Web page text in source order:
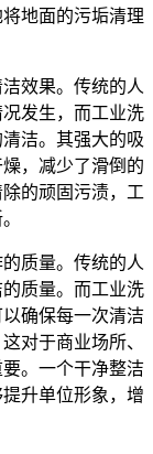
地面的污垢清理
效果。传统的人
发生，而工业洗
洁。其强大的吸
，减少了滑倒的
的顽固污渍，工
质量。传统的人
质量。而工业洗
确保每一次清洁
对于商业场所、
。一个干净整洁
升单位形象，增